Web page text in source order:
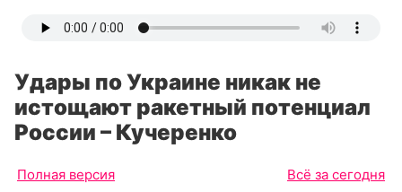
Удары по Украине никак не
истощают ракетный потенциал
России – Кучеренко
Полная версия Всё за сегодня